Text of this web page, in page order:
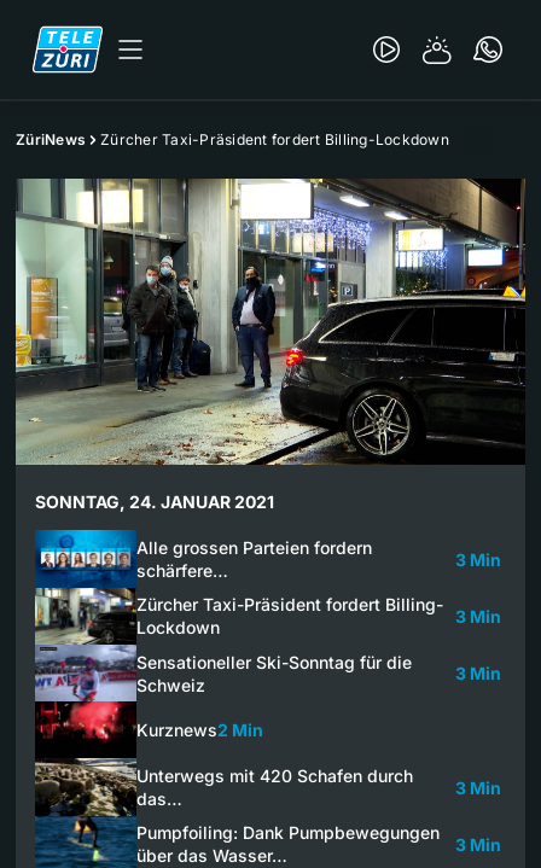
ZüriNews Zürcher Taxi-Präsident fordert Billing-Lockdown
SONNTAG, 24. JANUAR 2021
Alle grossen Parteien fordern
schärfere…
3 Min
Zürcher Taxi-Präsident fordert Billing-
Lockdown
3 Min
Sensationeller Ski-Sonntag für die
Schweiz
3 Min
Kurznews2 Min
Unterwegs mit 420 Schafen durch
das…
3 Min
Pumpfoiling: Dank Pumpbewegungen
über das Wasser…
3 Min